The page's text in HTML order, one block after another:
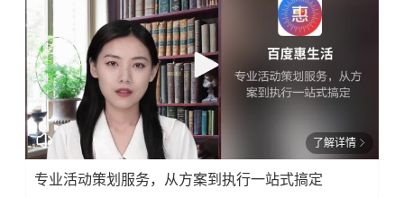
了解详情
专业活动策划服务，从方案到执行一站式搞定